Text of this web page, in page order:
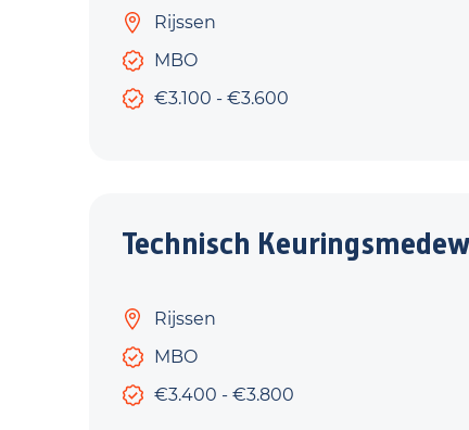
Rijssen
MBO
€3.100 - €3.600
Technisch
Rijssen
MBO
€3.400 - €3.800